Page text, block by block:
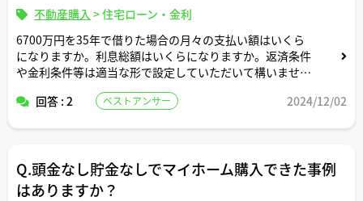
不動産購入 >住宅ローン・金利
6700万円を35年で借りた場合の月々の支払い額はいくら
になりますか。利息総額はいくらになりますか。返済条件
や金利条件等は適当な形で設定していただいて構いませ
ョンを記載いただけると助かります。よろしくお願いしま
回答 : 2 ベストアンサー 2024/12/02
Q.頭金なし貯金なしでマイホーム購入できた事例
はありますか？